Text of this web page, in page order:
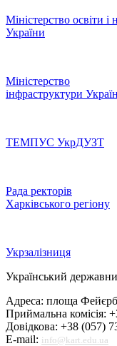
Міністерство освіти і
України
Міністерство
інфраструктури
ТЕМПУС УкрДУЗТ
Рада ректорів
Харківського регіону
Укрзалізниця
Український
Адреса: площа
Приймальна комісія:
Довідкова: +38 (057)
E-mail: info@kart.edu.ua